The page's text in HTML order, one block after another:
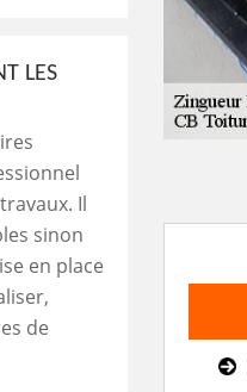
LES
Il
sinon
en place
de